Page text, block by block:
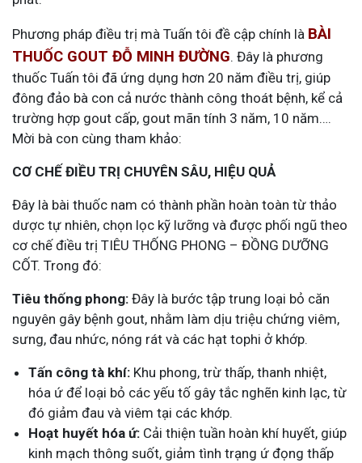
Phương pháp điều trị mà Tuấn tôi đề cập chính là BÀI
THUỐC GOUT ĐỖ MINH ĐƯỜNG. Đây là phương
thuốc Tuấn tôi đã ứng dụng hơn 20 năm điều trị, giúp
đông đảo bà con cả nước thành công thoát bệnh, kể cả
trường hợp gout cấp, gout mãn tính 3 năm, 10 năm….
Mời bà con cùng tham khảo:
CƠ CHẾ ĐIỀU TRỊ CHUYÊN SÂU, HIỆU QUẢ
Đây là bài thuốc nam có thành phần hoàn toàn từ thảo
dược tự nhiên, chọn lọc kỹ lưỡng và được phối ngũ theo
cơ chế điều trị TIÊU THỐNG PHONG – ĐỒNG DƯỠNG
CỐT. Trong đó:
Tiêu thống phong: Đây là bước tập trung loại bỏ căn
nguyên gây bệnh gout, nhằm làm dịu triệu chứng viêm,
sưng, đau nhức, nóng rát và các hạt tophi ở khớp.
Tấn công tà khí: Khu phong, trừ thấp, thanh nhiệt,
hóa ứ để loại bỏ các yếu tố gây tắc nghẽn kinh lạc, từ
đó giảm đau và viêm tại các khớp.
Hoạt huyết hóa ứ: Cải thiện tuần hoàn khí huyết, giúp
kinh mạch thông suốt, giảm tình trạng ứ đọng thấp